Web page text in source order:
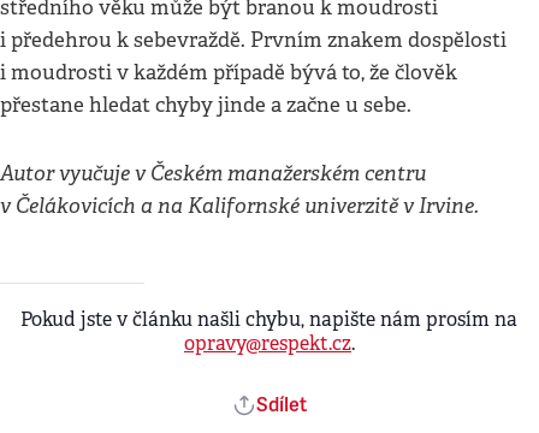
středního věku může být branou k moudrosti
i předehrou k sebevraždě. Prvním znakem dospělosti
i moudrosti v každém případě bývá to, že člověk
přestane hledat chyby jinde a začne u sebe.
Autor vyučuje v Českém manažerském centru
v Čelákovicích a na Kalifornské univerzitě v Irvine.
Pokud jste v článku našli chybu, napište nám prosím na
opravy@respekt.cz.
Sdílet